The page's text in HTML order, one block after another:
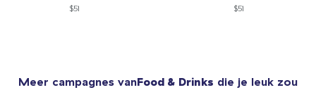
$51 $51
Meer campagnes vanFood & Drinks die je leuk zou